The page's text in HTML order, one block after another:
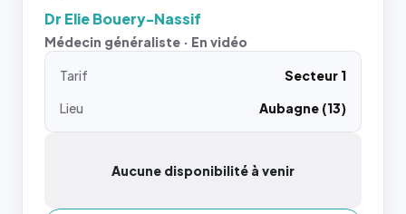
Dr Elie Bouery-Nassif
Médecin généraliste · En vidéo
Tarif
Secteur 1
Lieu
Aubagne (13)
Aucune disponibilité à venir